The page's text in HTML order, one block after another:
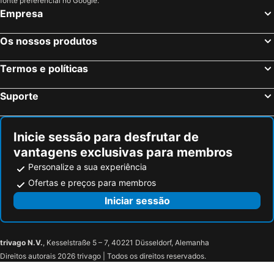
Oyo 91012 Cenang Motel
Collection O Langkawi Near Pantai Cenang formerly Tokman Inn
The Kasbah Langkawi
Century Langkasuka Resort
Hotel Grand Continental Langkawi
Ramada by Wyndham Langkawi Marina
Chill Suites Langkawi
The Andaman, a Luxury Collection Resort, Langkawi
De Langkawi Resort And Convention Centre
Motel Tanjung Puteri
Empresa
Os nossos produtos
Termos e políticas
Suporte
Inicie sessão para desfrutar de
vantagens exclusivas para membros
Personalize a sua experiência
Ofertas e preços para membros
Iniciar sessão
trivago N.V., Kesselstraße 5 – 7, 40221 Düsseldorf, Alemanha
Direitos autorais 2026 trivago | Todos os direitos reservados.